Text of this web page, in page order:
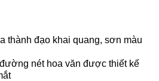
thành đạo khai quang, sơn màu
nét hoa văn được thiết kế